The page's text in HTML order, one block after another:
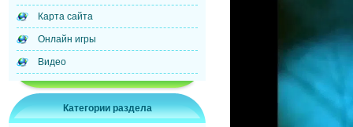
Карта сайта
Онлайн игры
Видео
Категории раздела